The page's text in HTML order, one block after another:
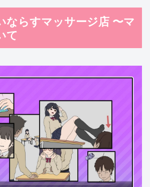
ならすマッサージ店 〜マ
て